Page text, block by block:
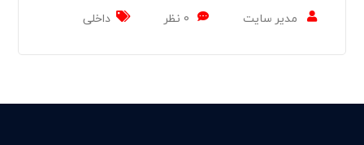
مدیر سایت 0 نظر داخلی